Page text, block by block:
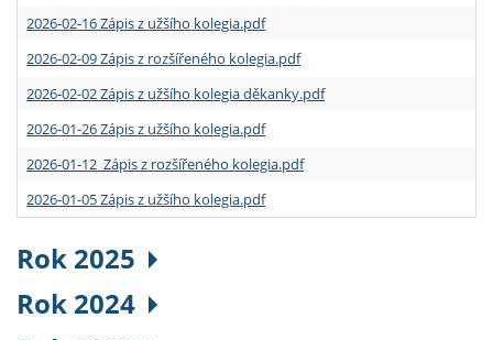
2026-02-16 Zápis z užšího kolegia.pdf
2026-02-09 Zápis z rozšířeného kolegia.pdf
2026-02-02 Zápis z užšího kolegia děkanky.pdf
2026-01-26 Zápis z užšího kolegia.pdf
2026-01-12 Zápis z rozšířeného kolegia.pdf
2026-01-05 Zápis z užšího kolegia.pdf
Rok 2025
Rok 2024